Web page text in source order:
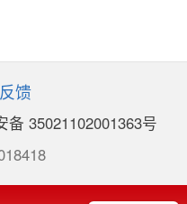
馈
备 35021102001363号